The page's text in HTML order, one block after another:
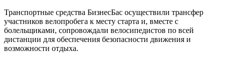
Транспортные средства БизнесБас осуществили трансфер
участников велопробега к месту старта и, вместе с
болельщиками, сопровождали велосипедистов по всей
дистанции для обеспечения безопасности движения и
возможности отдыха.